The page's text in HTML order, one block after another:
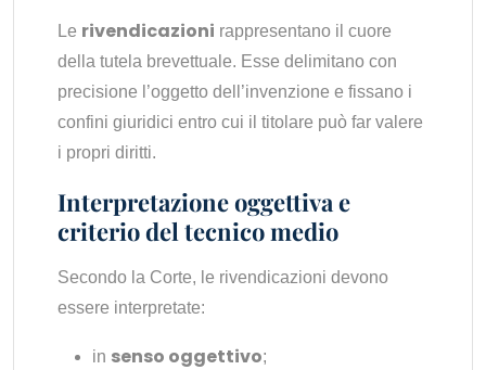
Le rivendicazioni rappresentano il cuore
della tutela brevettuale. Esse delimitano con
precisione l’oggetto dell’invenzione e fissano i
confini giuridici entro cui il titolare può far valere
i propri diritti.
Interpretazione oggettiva e
criterio del tecnico medio
Secondo la Corte, le rivendicazioni devono
essere interpretate:
in senso oggettivo;